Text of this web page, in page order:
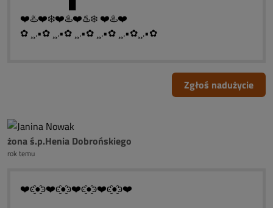
❤️♨️❤️❄️❤️♨️❤️♨️❄️ ❤️♨️❤️
✿ ¸¸.•✿ ¸¸.•✿ ¸¸.•✿ ¸¸.•✿ ¸¸.•✿¸¸.•✿
Zgłoś nadużycie
żona ś.p.Henia Dobrońskiego
rok temu
❤️ͼ̮̑●̮̑ͽ❤️ͼ̮̑●̮̑ͽ❤️ͼ̮̑●̮̑ͽ❤️ͼ̮̑●̮̑ͽ❤️